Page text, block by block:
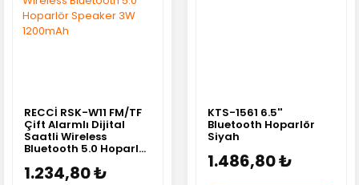
RECCİ RSK-W11 FM/TF
Çift Alarmlı Dijital
Saatli Wireless
Bluetooth 5.0 Hoparlör
1.234,80 ₺
KTS-1561 6.5''
Bluetooth Hoparlör
Siyah
1.486,80 ₺